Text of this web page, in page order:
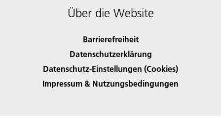
Über die Website
Barrierefreiheit
Datenschutzerklärung
Datenschutz-Einstellungen (Cookies)
Impressum & Nutzungsbedingungen